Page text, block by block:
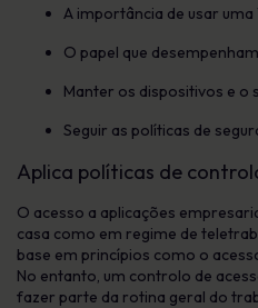
A importância de usar uma
O papel que
Manter os dispositivos e o
Seguir as políticas de
Aplica políticas de
O acesso a aplicações
casa como em regime de
base em princípios como o
No entanto, um controlo de
fazer parte da rotina geral do